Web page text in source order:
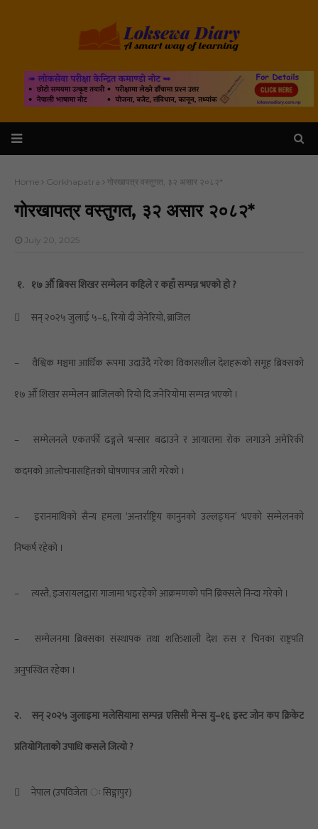
Home Gorkhapatra गोरखापत्र वस्तुगत, ३२ असार २०८२*
गोरखापत्र वस्तुगत, ३२ असार २०८२*
July 20, 2025
१. १७ औँ ब्रिक्स शिखर सम्मेलन कहिले र कहाँ सम्पन्न भएको हो ?

सन् २०२५ जुलाई ५–६, रियो दी जेनेरियो, ब्राजिल
–
वैश्विक मञ्चमा आर्थिक रूपमा उदाउँदै गरेका विकासशील देशहरूको समूह ब्रिक्सको
१७ औँ शिखर सम्मेलन ब्राजिलको रियो दि जनेरियोमा सम्पन्न भएको ।
–
सम्मेलनले एकतर्फी ढङ्गले भन्सार बढाउने र आयातमा रोक लगाउने अमेरिकी
कदमको आलोचनासहितको घोषणापत्र जारी गरेको ।
–
इरानमाथिको सैन्य हमला ‘अन्तर्राष्ट्रिय कानुनको उल्लङ्घन’ भएको सम्मेलनको
निष्कर्ष रहेको ।
– त्यस्तै, इजरायलद्वारा गाजामा भइरहेको आक्रमणको पनि ब्रिक्सले निन्दा गरेको ।
–
सम्मेलनमा ब्रिक्सका संस्थापक तथा शक्तिशाली देश रुस र चिनका राष्ट्रपति
अनुपस्थित रहेका ।
२.
सन् २०२५ जुलाइमा मलेसियामा सम्पन्न एसिसी मेन्स यु–१६ इस्ट जोन कप क्रिकेट
प्रतियोगिताको उपाधि कसले जित्यो ?
 नेपाल (उपविजेता ः सिङ्गापुर)